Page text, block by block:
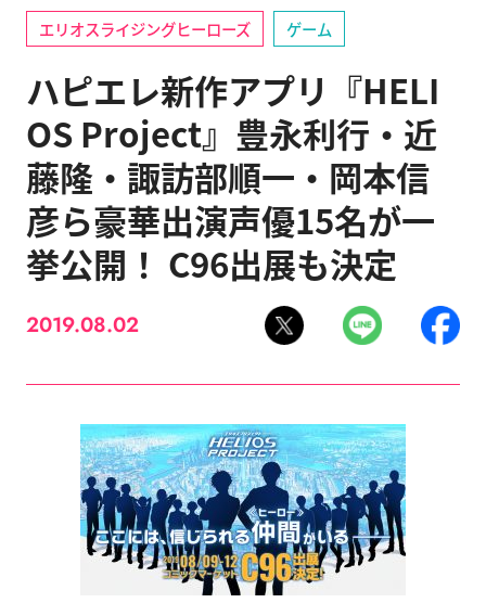
エリオスライジングヒーローズ ゲーム
ハピエレ新作アプリ『HELI
OS Project』豊永利行・近
藤隆・諏訪部順一・岡本信
彦ら豪華出演声優15名が一
挙公開！ C96出展も決定
2019.08.02